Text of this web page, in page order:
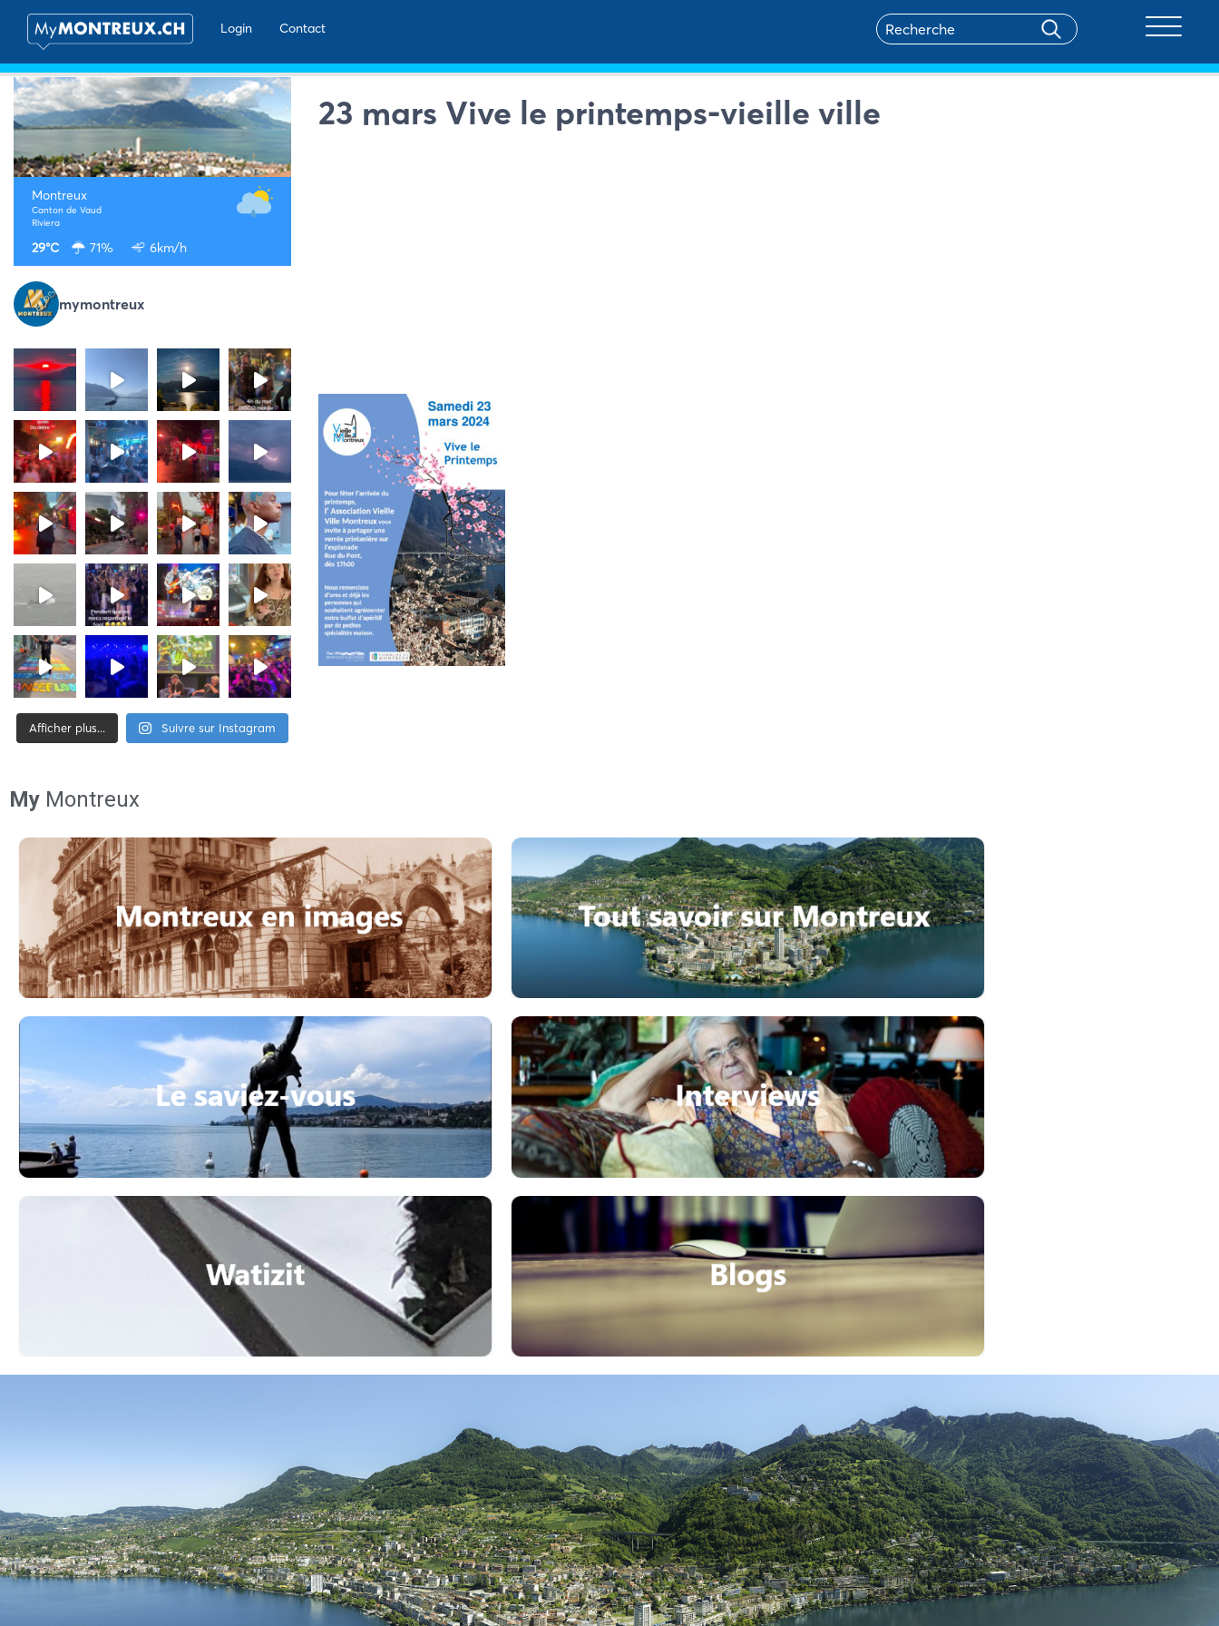
Login
Contact
Montreux
Canton de Vaud
Riviera
29°C 71% 6km/h
mymontreux
Afficher plus... Suivre sur Instagram
23 mars Vive le printemps-vieille ville
My Montreux